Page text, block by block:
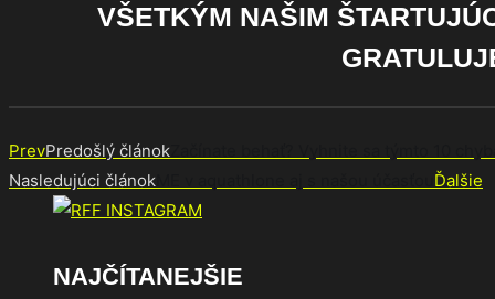
VŠETKÝM NAŠIM
PrevPredošlý článok
Nasledujúci článok
Ďalšie
NAJČÍTANEJŠIE